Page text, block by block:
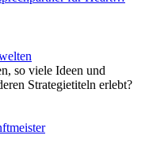
so viele Ideen und
Strategietiteln erlebt?